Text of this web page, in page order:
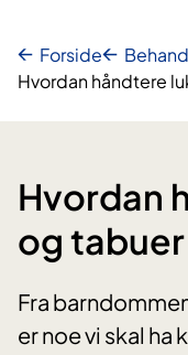
Forside
Hvordan håndtere
Hvordan
og tabuer
Fra
er noe vi skal